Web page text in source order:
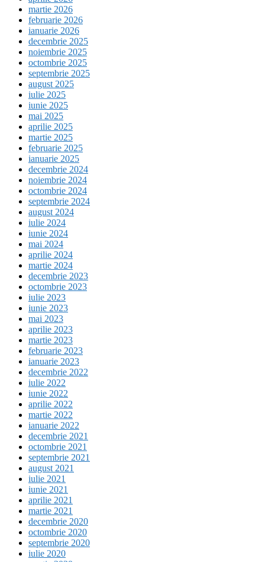
martie 2026
februarie 2026
ianuarie 2026
decembrie 2025
noiembrie 2025
octombrie 2025
septembrie 2025
august 2025
iulie 2025
iunie 2025
mai 2025
aprilie 2025
martie 2025
februarie 2025
ianuarie 2025
decembrie 2024
noiembrie 2024
octombrie 2024
septembrie 2024
august 2024
iulie 2024
iunie 2024
mai 2024
aprilie 2024
martie 2024
decembrie 2023
octombrie 2023
iulie 2023
iunie 2023
mai 2023
aprilie 2023
martie 2023
februarie 2023
ianuarie 2023
decembrie 2022
iulie 2022
iunie 2022
aprilie 2022
martie 2022
ianuarie 2022
decembrie 2021
octombrie 2021
septembrie 2021
august 2021
iulie 2021
iunie 2021
aprilie 2021
martie 2021
decembrie 2020
octombrie 2020
septembrie 2020
iulie 2020